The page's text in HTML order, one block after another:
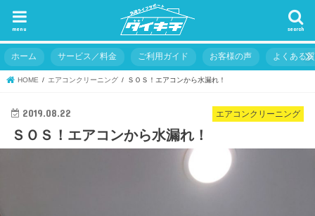
search
menu
ホーム サービス／料金 ご利用ガイド お客様の声 よくある
HOME エアコンクリーニング ＳＯＳ！エアコンから水漏れ！
エアコンクリーニング
2019.08.22
ＳＯＳ！エアコンから水漏れ！